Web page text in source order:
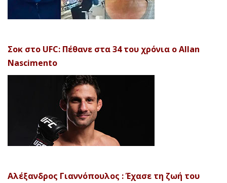
Σοκ στο UFC: Πέθανε στα 34 του χρόνια ο Allan
Nascimento
Αλέξανδρος Γιαννόπουλος : Έχασε τη ζωή του